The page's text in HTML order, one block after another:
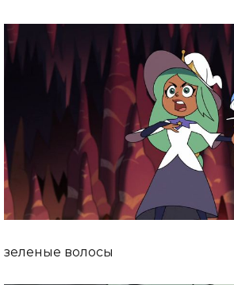
зеленые волосы